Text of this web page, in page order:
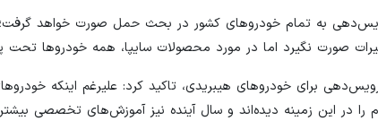
به تمام خودروهای کشور در بحث حمل صورت خواهد
صورت نگیرد اما در مورد محصولات سایپا، همه خودروها
برای خودروهای هیبریدی، تاکید کرد: علیرغم اینکه
را در این زمینه دیده‌اند و سال آینده نیز آموزش‌های تخصصی